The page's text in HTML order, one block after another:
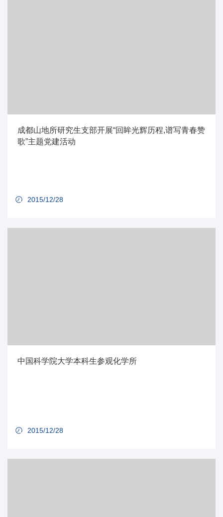
成都山地所研究生支部开展“回眸光辉历程,谱写青春赞
歌”主题党建活动
2015/12/28
中国科学院大学本科生参观化学所
2015/12/28